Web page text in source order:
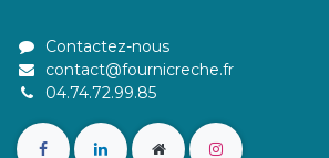
Contactez-nous
contact@fournicreche.fr
04.74.72.99.85